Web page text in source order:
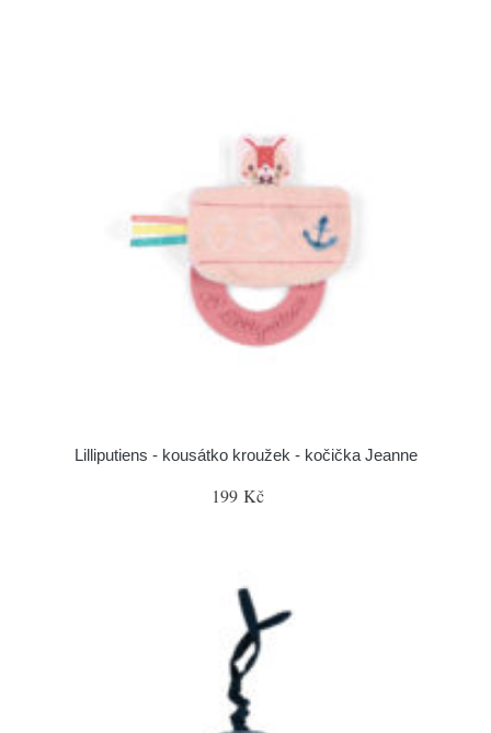
Lilliputiens - kousátko kroužek - kočička Jeanne
199 Kč